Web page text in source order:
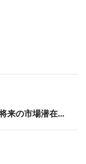
来の市場潜在